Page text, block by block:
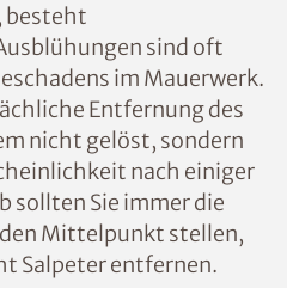
besteht
sind oft
im Mauerwerk.
Entfernung des
nicht gelöst, sondern
nach einiger
sollten Sie immer die
Mittelpunkt stellen,
Salpeter entfernen.